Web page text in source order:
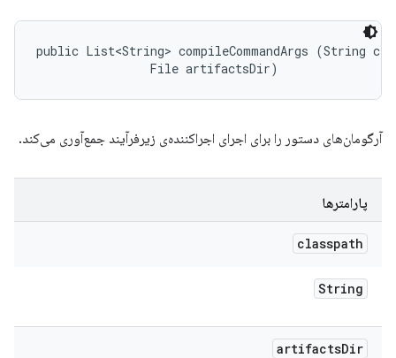
public List<String> compileCommandArgs (String
                File artifactsDir)
آرگومان‌های دستور را برای اجرای اجراکننده‌ی زیرفرآیند جمع‌آوری می‌کند.
پارامترها
classpath
String
artifactsDir